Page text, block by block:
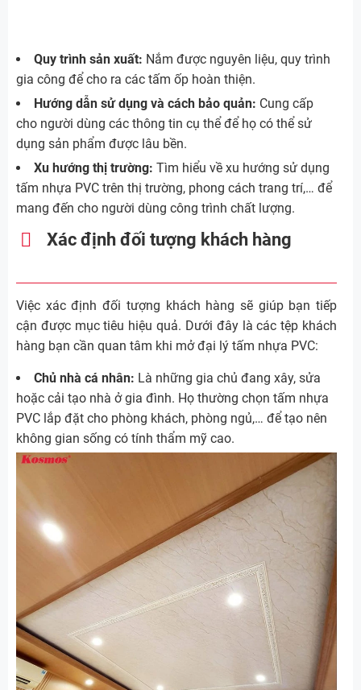
Quy trình sản xuất: Nắm được nguyên liệu, quy trình
gia công để cho ra các tấm ốp hoàn thiện.
Hướng dẫn sử dụng và cách bảo quản: Cung cấp
cho người dùng các thông tin cụ thể để họ có thể sử
dụng sản phẩm được lâu bền.
Xu hướng thị trường: Tìm hiểu về xu hướng sử dụng
tấm nhựa PVC trên thị trường, phong cách trang trí,… để
mang đến cho người dùng công trình chất lượng.
Xác định đối tượng khách hàng
Việc xác định đối tượng khách hàng sẽ giúp bạn tiếp
cận được mục tiêu hiệu quả. Dưới đây là các tệp khách
hàng bạn cần quan tâm khi mở đại lý tấm nhựa PVC:
Chủ nhà cá nhân: Là những gia chủ đang xây, sửa
hoặc cải tạo nhà ở gia đình. Họ thường chọn tấm nhựa
PVC lắp đặt cho phòng khách, phòng ngủ,… để tạo nên
không gian sống có tính thẩm mỹ cao.